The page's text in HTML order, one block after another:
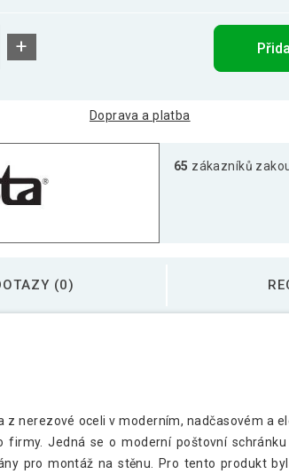
+
Doprava a platba
65 zákazníků
(0)
z nerezové oceli v moderním, nadčasovém a
Jedná se o moderní poštovní
pro montáž na stěnu. Pro tento produkt